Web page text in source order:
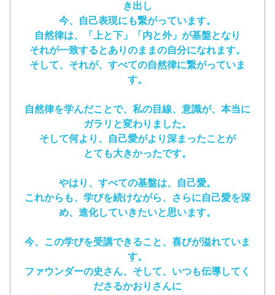
き出し
今、自己表現にも繋がっています。
自然律は、「上と下」「内と外」が基盤となり
それが一致するとありのままの自分になれます。
そして、それが、すべての自然律に繋がっていま
す。
自然律を学んだことで、私の目線、意識が、本当に
ガラリと変わりました。
そして何より、自己愛がより深まったことが
とても大きかったです。
やはり、すべての基盤は、自己愛。
これからも、学びを続けながら、さらに自己愛を深
め、進化していきたいと思います。
今、この学びを受講できること、喜びが溢れていま
す。
ファウンダーの史さん、そして、いつも伝導してく
ださるかおりさんに